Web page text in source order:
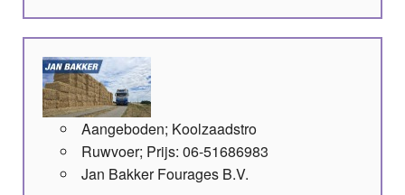
Aangeboden; Koolzaadstro
Ruwvoer; Prijs: 06-51686983
Jan Bakker Fourages B.V.